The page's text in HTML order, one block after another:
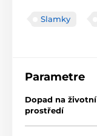
Slamky
Parametre
Dopad na životní
prostředí